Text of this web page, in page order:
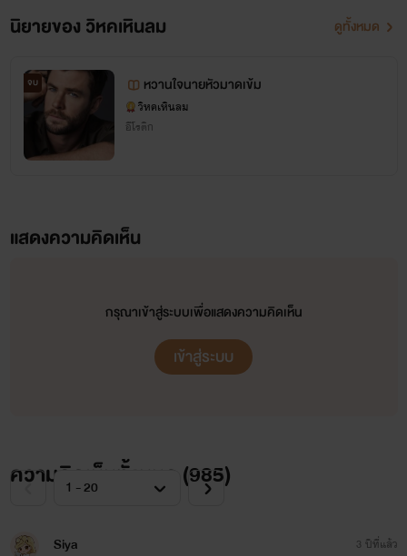
คนเราประสบการณ์การอ่านกับการ
เขียนมันต่างกันน้อยคนที่จะทำได้แต่
ไรท์ก็พยายามจนในที่สุดก็เริ่มมีคน
เข้ามาอ่านมากขึ้น โดยตอนนั้นไรท์
แต่งตอนว่างจากการฝึกงานช่วงเรียน
มันก็ประสบผลสำเร็จ ทุกคนได้อ่าน
เม้นต์มากมาย เป็นกำลังใจให้ไรท์
จากทุกคนที่เปิดให้ไรท์และทำให้ไรท์
ขอคุณนะคะที่ยังรักและชื่นชอบใน
การแต่งของไรท์และให้กำลังใจไรท์
นิยายของ วิหคเหินลม ดูทั้งหมด
จบ หวานใจนายหัวมาดเข้ม
วิหคเหินลม
อีโรติก
แสดงความคิดเห็น
กรุณาเข้าสู่ระบบเพื่อแสดงความคิดเห็น
เข้าสู่ระบบ
ความคิดเห็นทั้งหมด (985)
Siya 3 ปีที่แล้ว